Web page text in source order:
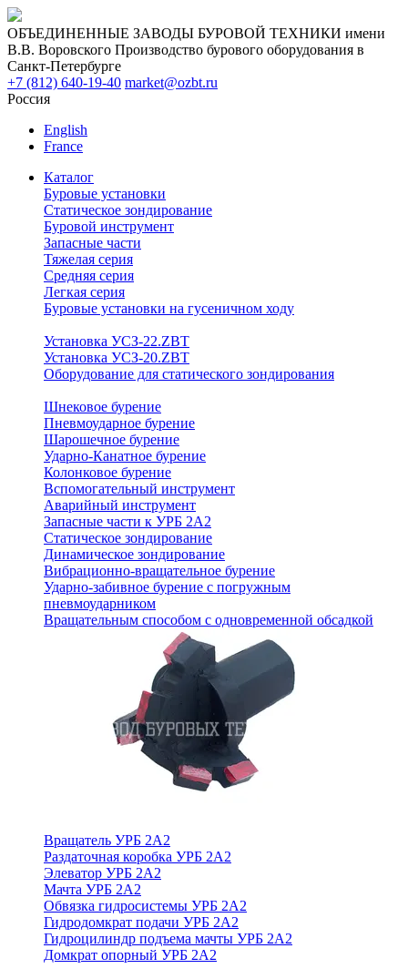
ОБЪЕДИНЕННЫЕ ЗАВОДЫ БУРОВОЙ ТЕХНИКИ имени
В.В. Воровского Производство бурового оборудования в
Санкт-Петербурге
+7 (812) 640-19-40 market@ozbt.ru
Россия
English
France
Каталог
Буровые установки
Статическое зондирование
Буровой инструмент
Запасные части
Тяжелая серия
Средняя серия
Легкая серия
Буровые установки на гусеничном ходу
Установка УСЗ-22.ZBT
Установка УСЗ-20.ZBT
Оборудование для статического зондирования
Шнековое бурение
Пневмоударное бурение
Шарошечное бурение
Ударно-Канатное бурение
Колонковое бурение
Вспомогательный инструмент
Аварийный инструмент
Запасные части к УРБ 2А2
Статическое зондирование
Динамическое зондирование
Вибрационно-вращательное бурение
Ударно-забивное бурение с погружным
пневмоударником
Вращательным способом с одновременной обсадкой
Вращатель УРБ 2А2
Раздаточная коробка УРБ 2А2
Элеватор УРБ 2А2
Мачта УРБ 2А2
Обвязка гидросистемы УРБ 2А2
Гидродомкрат подачи УРБ 2А2
Гидроцилиндр подъема мачты УРБ 2А2
Домкрат опорный УРБ 2А2